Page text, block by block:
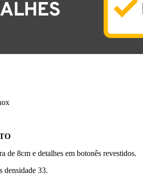
de 8cm e detalhes em botonês revestidos.
densidade 33.